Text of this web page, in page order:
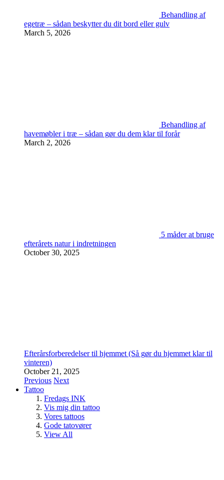
Behandling af
egetræ – sådan beskytter du dit bord eller gulv
March 5, 2026
Behandling af
havemøbler i træ – sådan gør du dem klar til forår
March 2, 2026
5 måder at bruge
efterårets natur i indretningen
October 30, 2025
Efterårsforberedelser til hjemmet (Så gør du hjemmet klar til
vinteren)
October 21, 2025
Previous Next
Tattoo
Fredags INK
Vis mig din tattoo
Vores tattoos
Gode tatovører
View All